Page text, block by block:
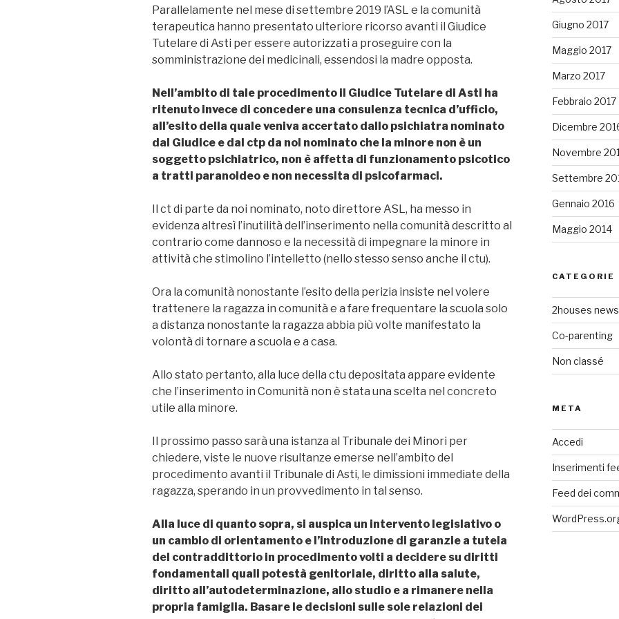
Parallelamente nel mese di settembre 2019 l’ASL e la comunità
terapeutica hanno presentato ulteriore ricorso avanti il Giudice
Tutelare di Asti per essere autorizzati a proseguire con la
somministrazione dei medicinali, essendosi la madre opposta.
Nell’ambito di tale procedimento il Giudice Tutelare di Asti ha
ritenuto invece di concedere una consulenza tecnica d’ufficio,
all’esito della quale veniva accertato dallo psichiatra nominato
dal Giudice e dal ctp da noi nominato che la minore non è un
soggetto psichiatrico, non è affetta di funzionamento psicotico
a tratti paranoideo e non necessita di psicofarmaci.
Il ct di parte da noi nominato, noto direttore ASL, ha messo in
evidenza altresì l’inutilità dell’inserimento nella comunità descritto al
contrario come dannoso e la necessità di impegnare la minore in
attività che stimolino l’intelletto (nello stesso senso anche il ctu).
Ora la comunità nonostante l’esito della perizia insiste nel volere
trattenere la ragazza in comunità e a fare frequentare la scuola solo
a distanza nonostante la ragazza abbia più volte manifestato la
volontà di tornare a scuola e a casa.
Allo stato pertanto, alla luce della ctu depositata appare evidente
che l’inserimento in Comunità non è stata una scelta nel concreto
utile alla minore.
Il prossimo passo sarà una istanza al Tribunale dei Minori per
chiedere, viste le nuove risultanze emerse nell’ambito del
procedimento avanti il Tribunale di Asti, le dimissioni immediate della
ragazza, sperando in un provvedimento in tal senso.
Alla luce di quanto sopra, si auspica un intervento legislativo o
un cambio di orientamento e l’introduzione di garanzie a tutela
del contraddittorio in procedimento volti a decidere su diritti
fondamentali quali potestà genitoriale, diritto alla salute,
diritto all’autodeterminazione, allo studio e a rimanere nella
propria famiglia. Basare le decisioni sulle sole relazioni dei
Giugno 2017
Maggio 2017
Marzo 2017
Febbraio 2017
Dicembre
Novembre
Settembre
Gennaio 2016
Maggio 2014
CATEGORIE
2houses news
Co-parenting
Non classé
META
Accedi
Inserimenti
Feed dei